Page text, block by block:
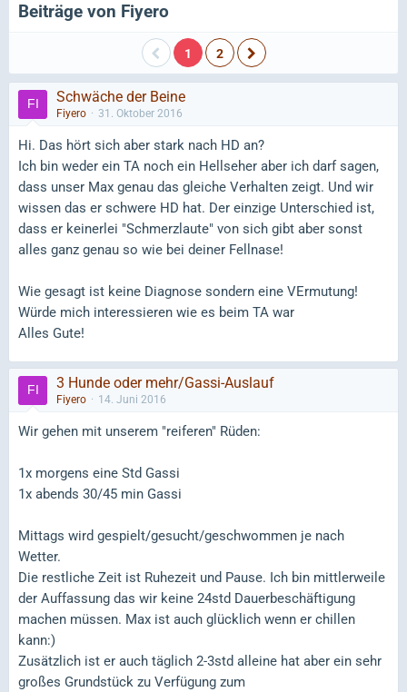
Beiträge von Fiyero
1 2
Schwäche der Beine
Fiyero 31. Oktober 2016
Hi. Das hört sich aber stark nach HD an?
Ich bin weder ein TA noch ein Hellseher aber ich darf sagen,
dass unser Max genau das gleiche Verhalten zeigt. Und wir
wissen das er schwere HD hat. Der einzige Unterschied ist,
dass er keinerlei "Schmerzlaute" von sich gibt aber sonst
alles ganz genau so wie bei deiner Fellnase!
Wie gesagt ist keine Diagnose sondern eine VErmutung!
Würde mich interessieren wie es beim TA war
Alles Gute!
3 Hunde oder mehr/Gassi-Auslauf
Fiyero 14. Juni 2016
Wir gehen mit unserem "reiferen" Rüden:
1x morgens eine Std Gassi
1x abends 30/45 min Gassi
Mittags wird gespielt/gesucht/geschwommen je nach
Wetter.
Die restliche Zeit ist Ruhezeit und Pause. Ich bin mittlerweile
der Auffassung das wir keine 24std Dauerbeschäftigung
machen müssen. Max ist auch glücklich wenn er chillen
kann:)
Zusätzlich ist er auch täglich 2-3std alleine hat aber ein sehr
großes Grundstück zu Verfügung zum